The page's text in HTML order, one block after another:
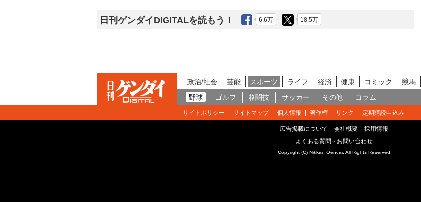
日刊ゲンダイDIGITALを読もう！ 6.6万 18.5万
政治/社会 芸能 スポーツ ライフ 経済 健康 コミック 競馬
野球
ゴルフ 格闘技 サッカー その他 コラム
サイトポリシー サイトマップ 個人情報 著作権 リンク 定期購読申込み
広告掲載について 会社概要
採用情報
よくある質問・お問い合わせ
Copyright (C) Nikkan Gendai. All Rights Reserved